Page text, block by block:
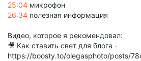
25:04 микрофон
26:34 полезная информация
Видео, которое я рекомендовал:
🎥 Как ставить свет для блога -
https://boosty.to/olegasphoto/posts/